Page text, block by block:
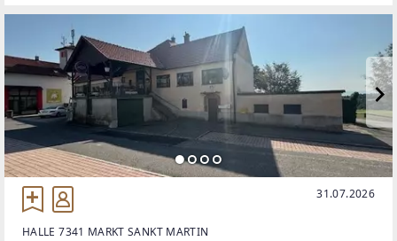
31.07.2026
HALLE 7341 MARKT SANKT MARTIN